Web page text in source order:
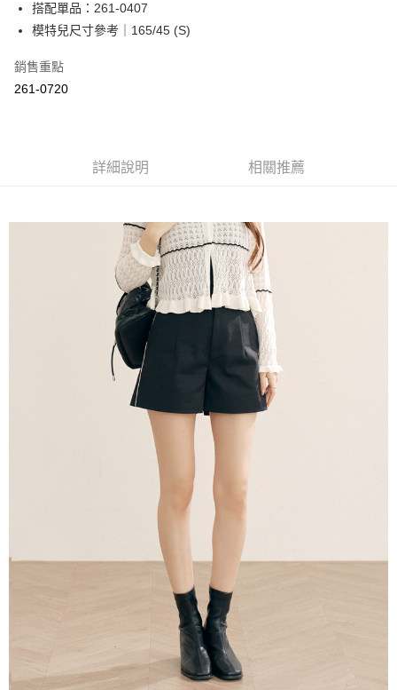
悠遊付
Google Pay
ATM付款
付款後全家取貨
每筆NT$60，滿NT$2,000(含以上)免運費
每筆NT$60，滿NT$2,000(含以上)免運費
每筆NT$60，滿NT$2,000(含以上)免運費
每筆NT$80，滿NT$2,000(含以上)免運費
搭配單品：261-0407
模特兒尺寸參考｜165/45 (S)
銷售重點
261-0720
詳細說明 相關推薦